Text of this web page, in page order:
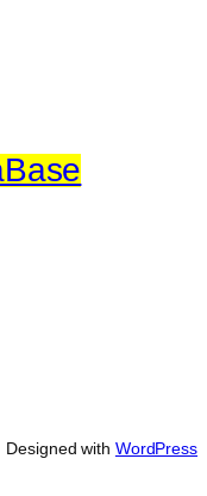
Designed with WordPress